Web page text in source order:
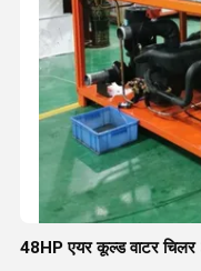
48HP एयर कूल्ड वाटर चिलर